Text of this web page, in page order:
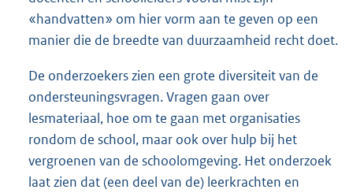
«handvatten» om hier vorm aan te geven op een
manier die de breedte van duurzaamheid recht doet.
De onderzoekers zien een grote diversiteit van de
ondersteuningsvragen. Vragen gaan over
lesmateriaal, hoe om te gaan met organisaties
rondom de school, maar ook over hulp bij het
vergroenen van de schoolomgeving. Het onderzoek
laat zien dat (een deel van de) leerkrachten en